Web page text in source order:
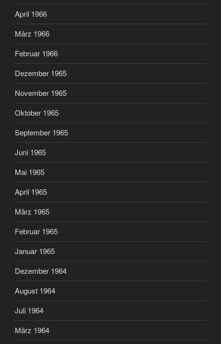
April 1966
März 1966
Februar 1966
Dezember 1965
November 1965
Oktober 1965
September 1965
Juni 1965
Mai 1965
April 1965
März 1965
Februar 1965
Januar 1965
Dezember 1964
August 1964
Juli 1964
März 1964